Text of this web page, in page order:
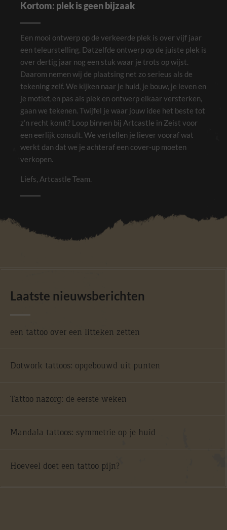
Kortom: plek is geen bijzaak
Een mooi ontwerp op de verkeerde plek is over vijf jaar
een teleurstelling. Datzelfde ontwerp op de juiste plek is
over dertig jaar nog een stuk waar je trots op wijst.
Daarom nemen wij de plaatsing net zo serieus als de
tekening zelf. We kijken naar je huid, je bouw, je leven en
je motief, en pas als plek en ontwerp elkaar versterken,
gaan we tekenen. Twijfel je waar jouw idee het beste tot
z’n recht komt? Loop binnen bij Artcastle in Zeist voor
een eerlijk consult. We vertellen je liever vooraf wat
werkt dan dat we je achteraf een cover-up moeten
verkopen.
Liefs, Artcastle Team.
Laatste nieuwsberichten
een tattoo over een litteken zetten
Dotwork tattoos: opgebouwd uit punten
Tattoo nazorg: de eerste weken
Mandala tattoos: symmetrie op je huid
Hoeveel doet een tattoo pijn?
aanbiedingen te